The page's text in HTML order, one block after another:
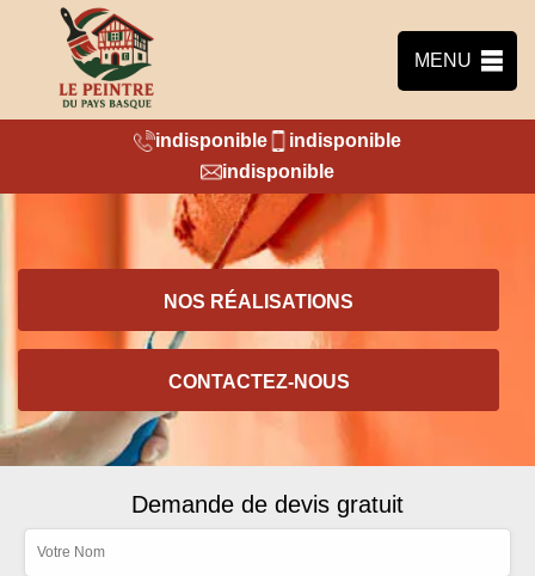
MENU
indisponible
indisponible
indisponible
NOS RÉALISATIONS
CONTACTEZ-NOUS
Demande de devis gratuit